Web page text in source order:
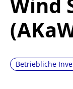
Betriebliche